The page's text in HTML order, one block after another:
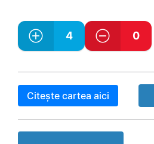
4 0
Citește cartea aici